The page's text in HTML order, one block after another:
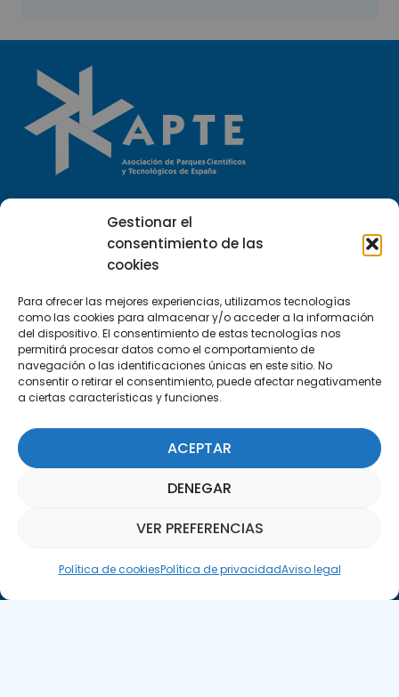
Gestionar el
consentimiento de las
cookies
Para ofrecer las mejores experiencias, utilizamos tecnologías
como las cookies para almacenar y/o acceder a la información
del dispositivo. El consentimiento de estas tecnologías nos
permitirá procesar datos como el comportamiento de
navegación o las identificaciones únicas en este sitio. No
consentir o retirar el consentimiento, puede afectar negativamente
a ciertas características y funciones.
ACEPTAR
DENEGAR
VER PREFERENCIAS
Política de cookiesPolítica de privacidadAviso legal
Llámanos
(+34) 951 23 13 06
info@apte.org
Encuéntranos
C/Marie Curie, 35
29590 Campanillas, Málaga